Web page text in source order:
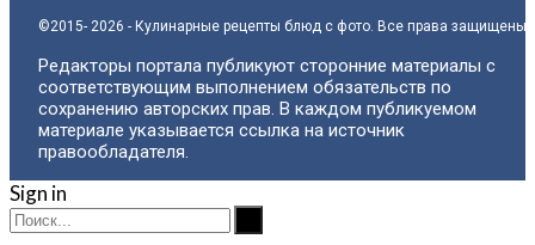
©2015- 2026 - Кулинарные рецепты блюд с фото. Все права защищены.
Редакторы портала публикуют сторонние материалы с
соответствующим выполнением обязательств по
сохранению авторских прав. В каждом публикуемом
материале указывается ссылка на источник
правообладателя.
Sign in